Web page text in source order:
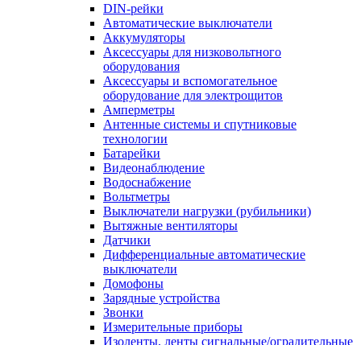
DIN-рейки
Автоматические выключатели
Аккумуляторы
Аксессуары для низковольтного
оборудования
Аксессуары и вспомогательное
оборудование для электрощитов
Амперметры
Антенные системы и спутниковые
технологии
Батарейки
Видеонаблюдение
Водоснабжение
Вольтметры
Выключатели нагрузки (рубильники)
Вытяжные вентиляторы
Датчики
Дифференциальные автоматические
выключатели
Домофоны
Зарядные устройства
Звонки
Измерительные приборы
Изоленты, ленты сигнальные/оградительные